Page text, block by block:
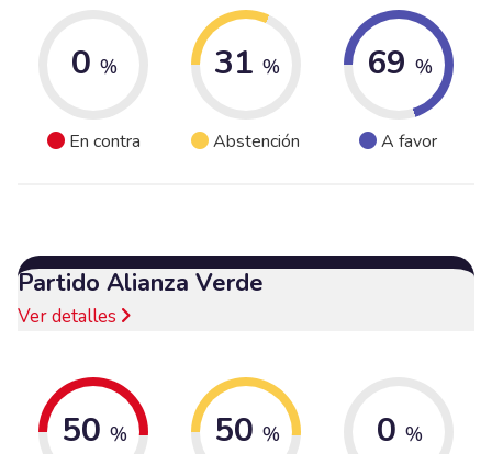
0 %
En contra
31 %
Abstención
69 %
A favor
Partido Alianza Verde
Ver detalles
50 % 50 % 0 %